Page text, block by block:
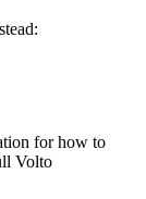
for how to
Volto